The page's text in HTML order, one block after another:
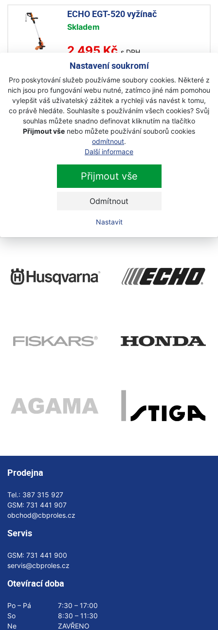
Nastavení soukromí
Pro poskytování služeb používáme soubory cookies. Některé z
nich jsou pro fungování webu nutné, zatímco jiné nám pomohou
vylepšit váš uživatelský zážitek a rychleji vás navést k tomu,
co právě hledáte. Souhlasíte s používáním všech cookies? Svůj
souhlas můžete snadno definovat kliknutím na tlačítko
Přijmout vše nebo můžete používání souborů cookies
odmítnout.
Další informace
Přijmout vše
Odmítnout
Nastavit
ECHO EGT-520 vyžínač
Skladem
2 495 Kč s DPH
Newsletter
Přihlaste se k odběru novinek
Prodejna
Tel.: 387 315 927
GSM: 731 441 907
obchod@cbproles.cz
Servis
GSM: 731 441 900
servis@cbproles.cz
Otevírací doba
Po – Pá
7:30 – 17:00
So
8:30 – 11:30
Ne
ZAVŘENO